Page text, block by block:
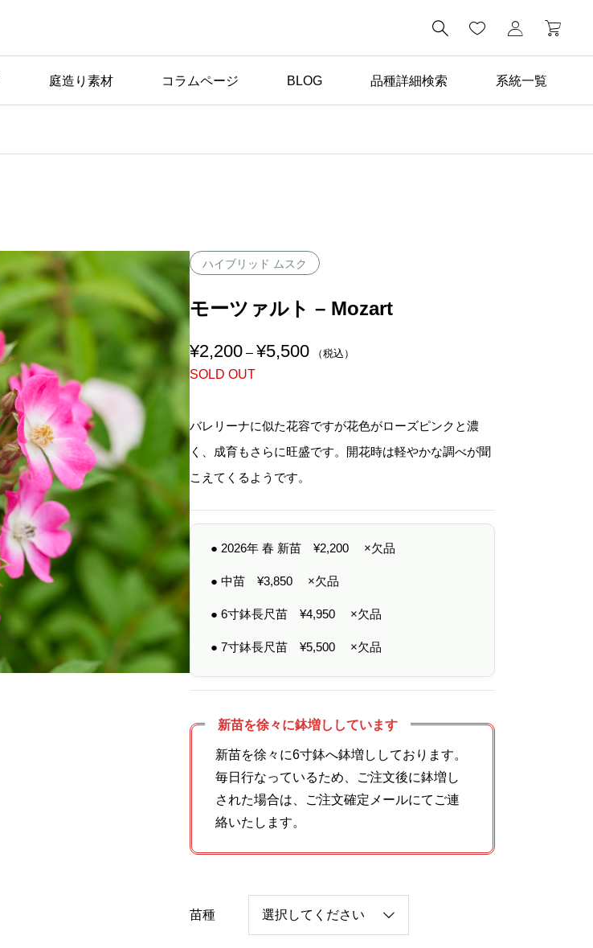

庭造り素材 コラムページ BLOG 品種詳細検索 系統一覧
ばら苗の手入れ ばら苗の手入れ
ハイブリッド ムスク
モーツァルト – Mozart
¥2,200 – ¥5,500価
格
,
0
,
5
0
0
（税込）
SOLD OUT
バレリーナに似た花容ですが花色がローズピンクと濃
く、成育もさらに旺盛です。開花時は軽やかな調べが聞
こえてくるようです。
● 2026年 春 新苗 ¥2,200 ×欠品
● 中苗 ¥3,850 ×欠品
● 6寸鉢長尺苗 ¥4,950 ×欠品
● 7寸鉢長尺苗 ¥5,500 ×欠品
新苗を徐々に鉢増ししています
新苗を徐々に6寸鉢へ鉢増ししております。
毎日行なっているため、ご注文後に鉢増し
された場合は、ご注文確定メールにてご連
絡いたします。
苗種